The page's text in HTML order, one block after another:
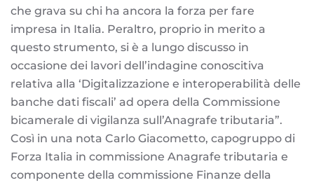
che grava su chi ha ancora la forza per fare
impresa in Italia. Peraltro, proprio in merito a
questo strumento, si è a lungo discusso in
occasione dei lavori dell’indagine conoscitiva
relativa alla ‘Digitalizzazione e interoperabilità delle
banche dati fiscali’ ad opera della Commissione
bicamerale di vigilanza sull’Anagrafe tributaria”.
Così in una nota Carlo Giacometto, capogruppo di
Forza Italia in commissione Anagrafe tributaria e
componente della commissione Finanze della